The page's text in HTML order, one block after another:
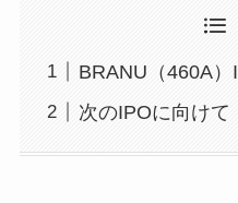
BRANU（460A
次のIPOに向けて